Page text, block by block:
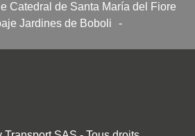
Catedral de Santa María del Fiore
Jardines de Boboli -